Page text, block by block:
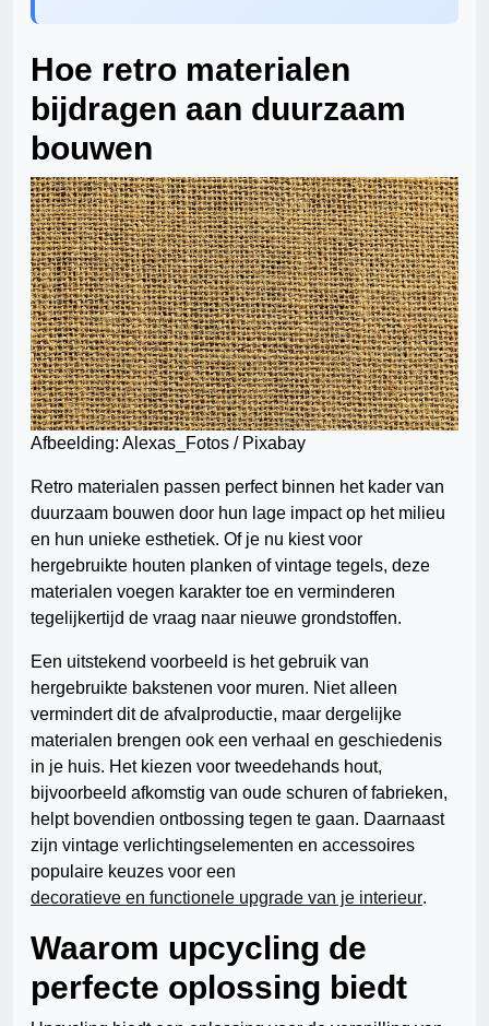
Hoe retro materialen
bijdragen aan duurzaam
bouwen
Afbeelding: Alexas_Fotos / Pixabay
Retro materialen passen perfect binnen het kader van
duurzaam bouwen door hun lage impact op het milieu
en hun unieke esthetiek. Of je nu kiest voor
hergebruikte houten planken of vintage tegels, deze
materialen voegen karakter toe en verminderen
tegelijkertijd de vraag naar nieuwe grondstoffen.
Een uitstekend voorbeeld is het gebruik van
hergebruikte bakstenen voor muren. Niet alleen
vermindert dit de afvalproductie, maar dergelijke
materialen brengen ook een verhaal en geschiedenis
in je huis. Het kiezen voor tweedehands hout,
bijvoorbeeld afkomstig van oude schuren of fabrieken,
helpt bovendien ontbossing tegen te gaan. Daarnaast
zijn vintage verlichtingselementen en accessoires
populaire keuzes voor een
decoratieve en functionele upgrade van je interieur.
Waarom upcycling de
perfecte oplossing biedt